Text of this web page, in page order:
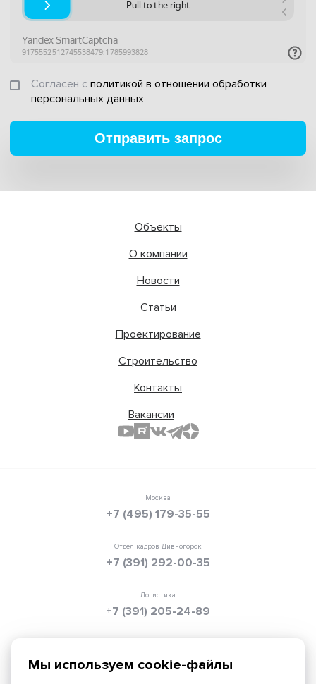
Согласен с политикой в отношении обработки
персональных данных
Отправить запрос
Объекты
О компании
Новости
Статьи
Проектирование
Строительство
Контакты
Вакансии
Москва
+7 (495) 179-35-55
Отдел кадров Дивногорск
+7 (391) 292-00-35
Логистика
+7 (391) 205-24-89
info@texpolimer.ru
Мы используем cookie-файлы